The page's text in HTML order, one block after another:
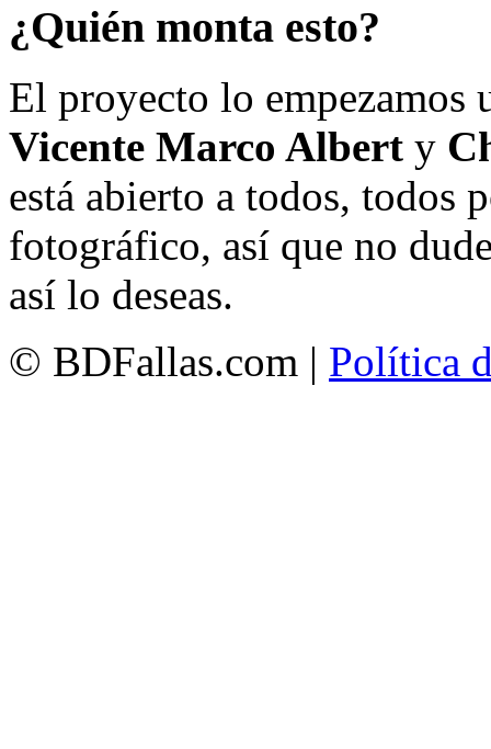
¿Quién monta esto?
El proyecto lo empezamos
Vicente Marco Albert y
está abierto a todos, todos
fotográfico, así que no
así lo deseas.
© BDFallas.com | Política